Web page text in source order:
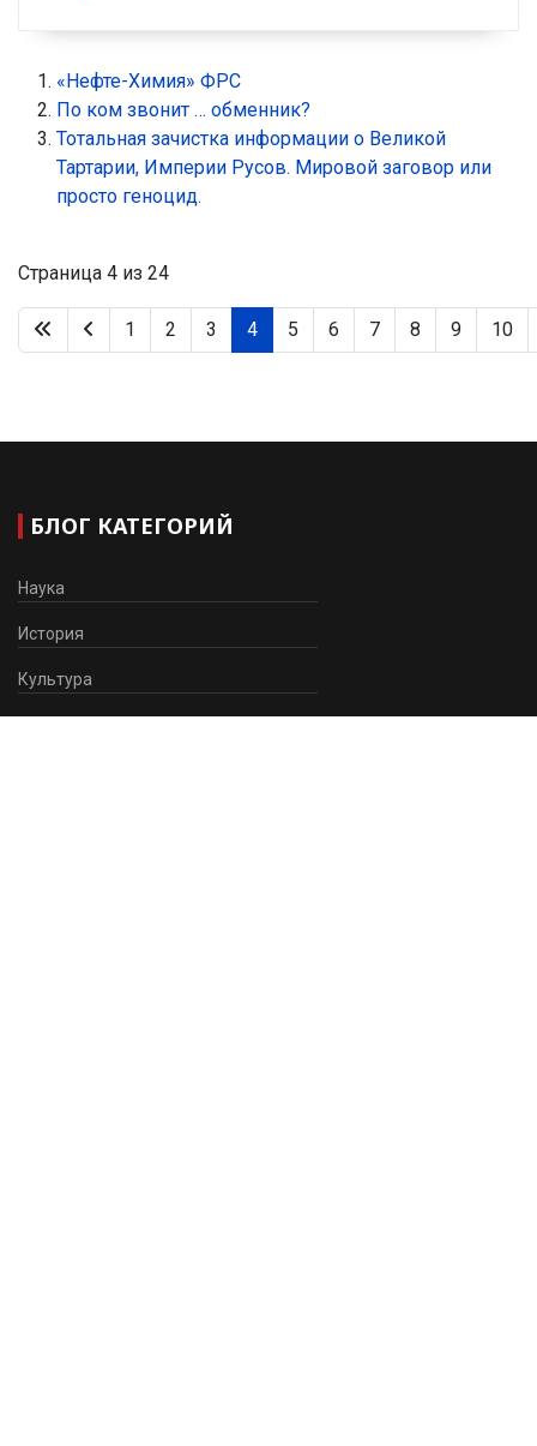
«Нефте-Химия» ФРС
По ком звонит … обменник?
Тотальная зачистка информации о Великой
Тартарии, Империи Русов. Мировой заговор или
просто геноцид.
Страница 4 из 24
1 2 3 4 5 6 7 8 9 10
БЛОГ КАТЕГОРИЙ
Наука
История
Культура